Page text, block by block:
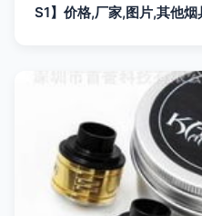
S1】价格,厂家,图片,其他